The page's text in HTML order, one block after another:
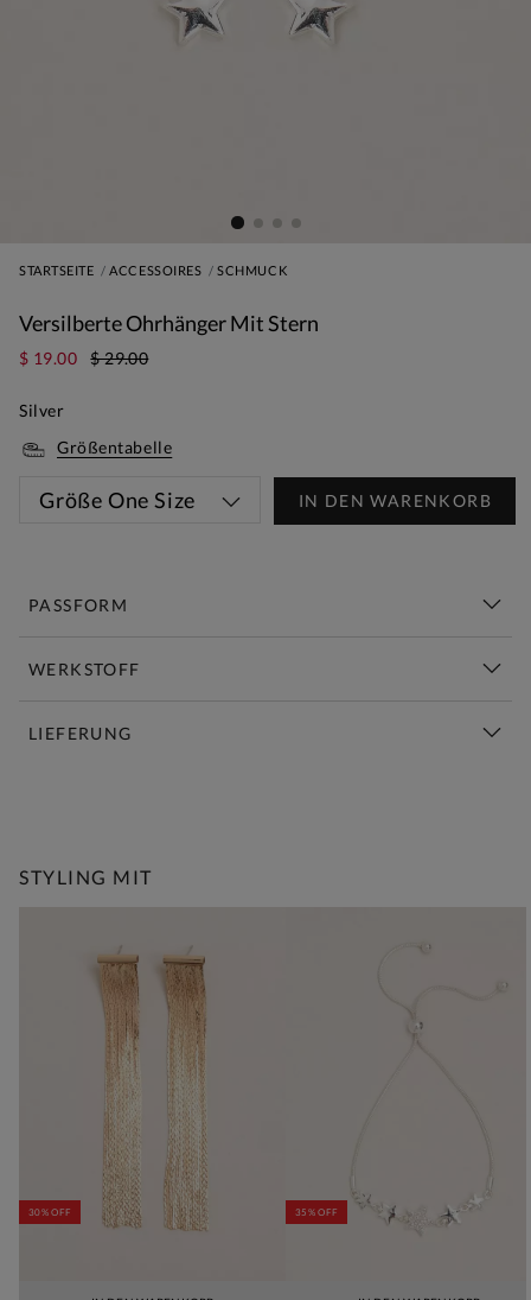
STARTSEITE ACCESSOIRES SCHMUCK
Versilberte Ohrhänger Mit Stern
$ 19.00 $ 29.00
Silver
Größentabelle
Größe One Size IN DEN WARENKORB
PASSFORM
WERKSTOFF
LIEFERUNG
STYLING MIT
30% OFF 35% OFF